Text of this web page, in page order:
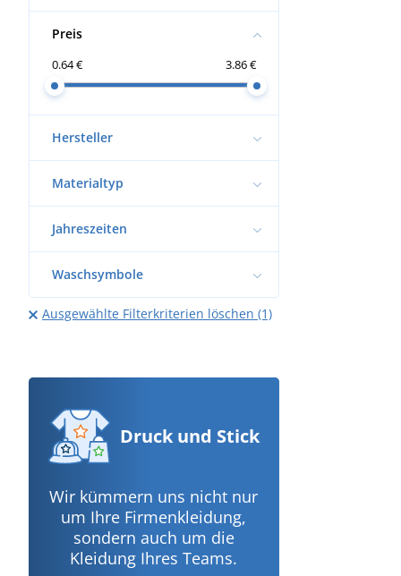
Preis
0.64 € 3.86 €
Hersteller
Materialtyp
Jahreszeiten
Waschsymbole
Ausgewählte Filterkriterien löschen (1)
Druck und Stick
Wir kümmern uns nicht nur
um Ihre Firmenkleidung,
sondern auch um die
Kleidung Ihres Teams.